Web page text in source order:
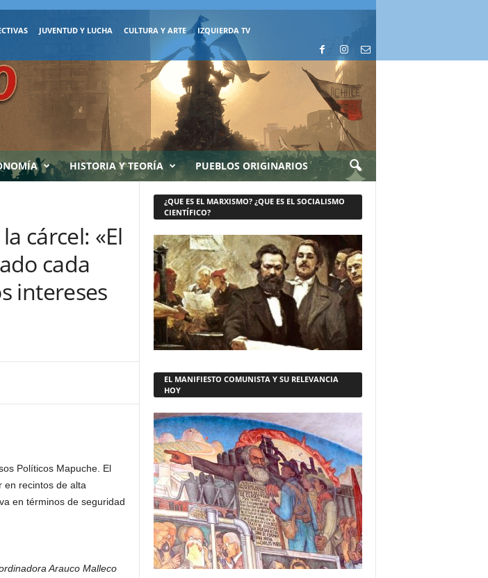
JUVENTUD Y LUCHA CULTURA Y ARTE IZQUIERDA TV
HISTORIA Y TEORÍA PUEBLOS ORIGINARIOS
cárcel: «El
cada
intereses
Políticos Mapuche. El
en recintos de alta
en términos de seguridad
Arauco Malleco
¿QUE ES EL MARXISMO? ¿QUE ES EL SOCIALISMO
CIENTÍFICO?
EL MANIFIESTO COMUNISTA Y SU RELEVANCIA
HOY